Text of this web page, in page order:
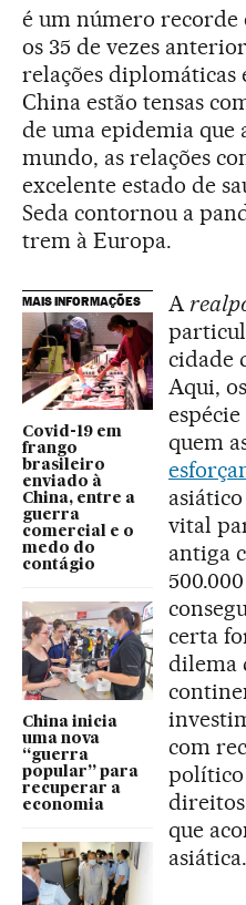
é um número recorde
os 35 de vezes
relações diplomáticas
China estão tensas
de uma epidemia que
mundo, as relações
excelente estado de
Seda contornou a
trem à Europa.
MAIS INFORMAÇÕES
Covid-19 em
frango
brasileiro
enviado à
China, entre a
guerra
comercial e o
medo do
contágio
China inicia
uma nova
“guerra
popular” para
recuperar a
economia
A
cidade
Aqui,
quem
vital
antiga
certa
dilema
com
político
que
asiática.